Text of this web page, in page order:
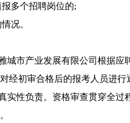
多个招聘岗位的;
况。
城市产业发展有限公司根据
经初审合格后的报考人员进
实性负责。资格审查贯穿全